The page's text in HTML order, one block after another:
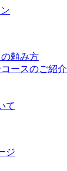
頼み方
ースのご紹介
て
ジ